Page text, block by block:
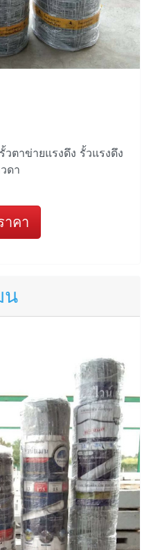
วตาข่ายแรงดึง รั้วแรงดึง
ดา
าคา
น